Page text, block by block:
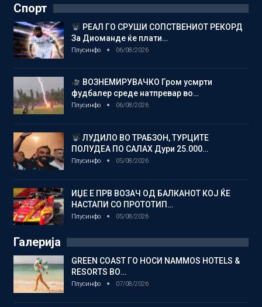
Спорт
РЕАЛ ГО СРУШИ СОПСТВЕНИОТ РЕКОРД
За Диоманде ќе плати…
Плусинфо 06/08/2026
ВОЗНЕМИРУВАЧКО Гром усмрти
фудбалер среде натпревар во…
Плусинфо 06/08/2026
ЛУДИЛО ВО ТРАБЗОН, ТУРЦИТЕ
ПОЛУДЕА ПО САЛАХ Дури 25.000…
Плусинфо 05/08/2026
ИЏЕ Е ПРВ ВОЗАЧ ОД БАЛКАНОТ КОЈ ЌЕ
НАСТАПИ СО ПРОТОТИП…
Плусинфо 05/08/2026
Галерија
GREEN COAST ГО НОСИ NAMMOS HOTELS &
RESORTS ВО…
Плусинфо 07/08/2026